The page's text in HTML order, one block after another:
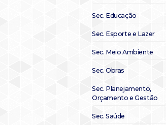
Sec. Educação
Sec. Esporte e Lazer
Sec. Meio Ambiente
Sec. Obras
Sec. Planejamento,
Orçamento e Gestão
Sec. Saúde